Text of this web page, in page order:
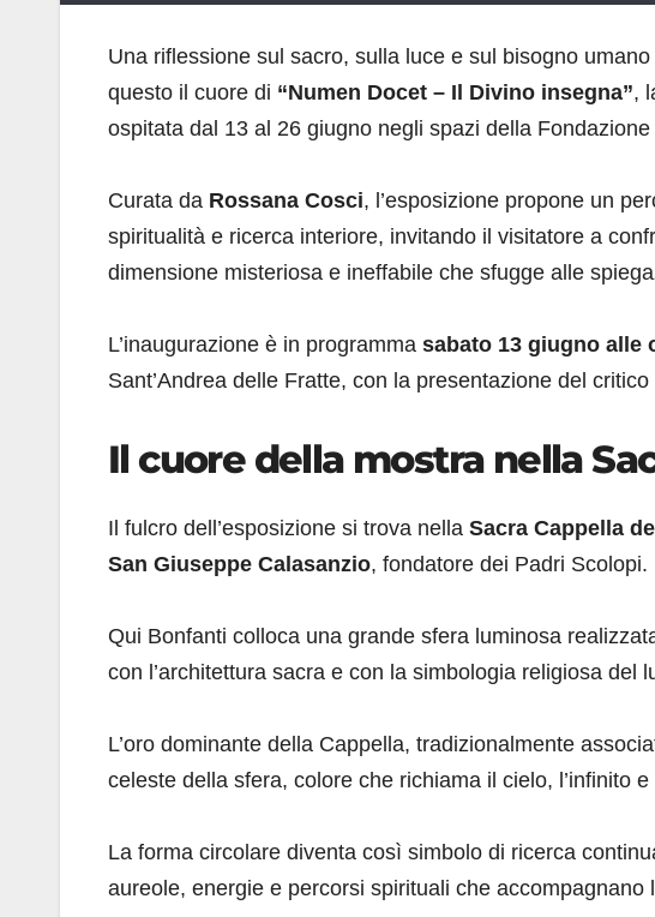
Una riflessione sul sacro, sulla luce e sul bisogno
questo il cuore di “Numen Docet – Il Divino insegna”,
ospitata dal 13 al 26 giugno negli spazi della
Curata da Rossana Cosci, l’esposizione propone un
spiritualità e ricerca interiore, invitando il visitatore a
dimensione misteriosa e ineffabile che sfugge alle
L’inaugurazione è in programma sabato 13 giugno alle
Sant’Andrea delle Fratte, con la presentazione del critico
Il cuore della mostra nella
Il fulcro dell’esposizione si trova nella Sacra Cappella
San Giuseppe Calasanzio, fondatore dei Padri Scolopi.
Qui Bonfanti colloca una grande sfera luminosa
con l’architettura sacra e con la simbologia religiosa del
L’oro dominante della Cappella, tradizionalmente
celeste della sfera, colore che richiama il cielo, l’infinito
La forma circolare diventa così simbolo di ricerca
aureole, energie e percorsi spirituali che accompagnano